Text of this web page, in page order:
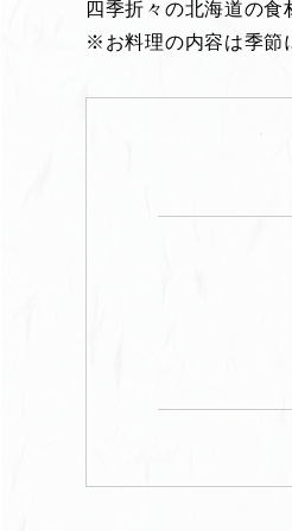
四季折々の北海道の
※お料理の内容は季節